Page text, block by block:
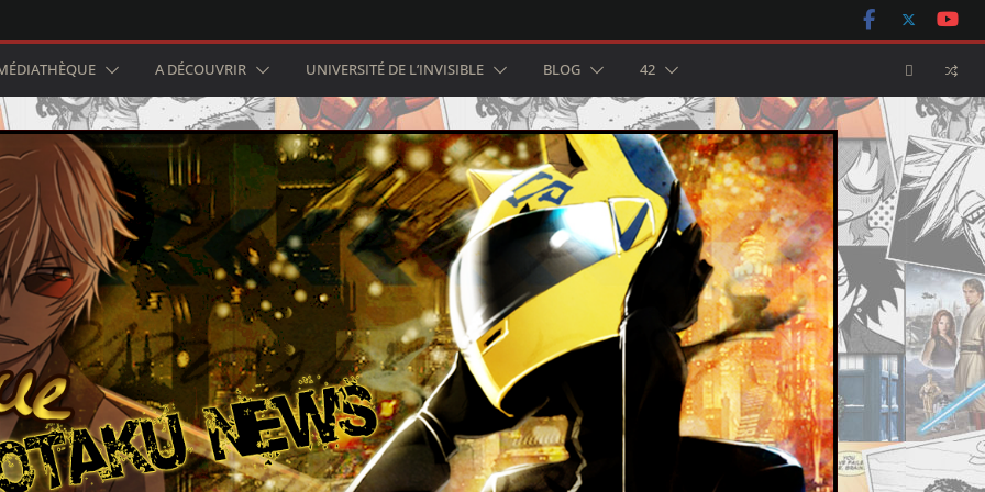
A DÉCOUVRIR UNIVERSITÉ DE L’INVISIBLE BLOG 42